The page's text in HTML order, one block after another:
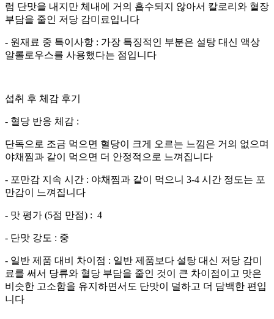
럼 단맛을 내지만 체내에 거의 흡수되지 않아서 칼로리와 혈장
부담을 줄인 저당 감미료입니다
- 원재료 중 특이사항 : 가장 특징적인 부분은 설탕 대신 액상
알롤로우스를 사용했다는 점입니다
섭취 후 체감 후기
- 혈당 반응 체감 :
단독으로 조금 먹으면 혈당이 크게 오르는 느낌은 거의 없으며
야채찜과 같이 먹으면 더 안정적으로 느껴집니다
- 포만감 지속 시간 : 야채찜과 같이 먹으니 3-4 시간 정도는 포
만감이 느껴집니다
- 맛 평가 (5점 만점) : 4
- 단맛 강도 : 중
- 일반 제품 대비 차이점 : 일반 제품보다 설탕 대신 저당 감미
료를 써서 당류와 혈당 부담을 줄인 것이 큰 차이점이고 맛은
비슷한 고소함을 유지하면서도 단맛이 덜하고 더 담백한 편입
니다